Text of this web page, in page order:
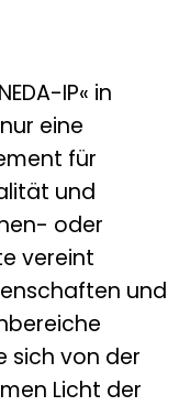
IP« in
eine
für
und
oder
vereint
und
sich von der
Licht der